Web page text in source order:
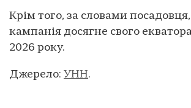
Крім того, за словами
кампанія досягне свого
2026 року.
Джерело: УНН.